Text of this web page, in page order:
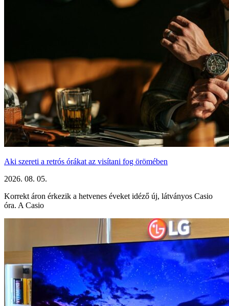
Aki szereti a retrós órákat az visítani fog örömében
2026. 08. 05.
Korrekt áron érkezik a hetvenes éveket idéző új, látványos Casio
óra. A Casio